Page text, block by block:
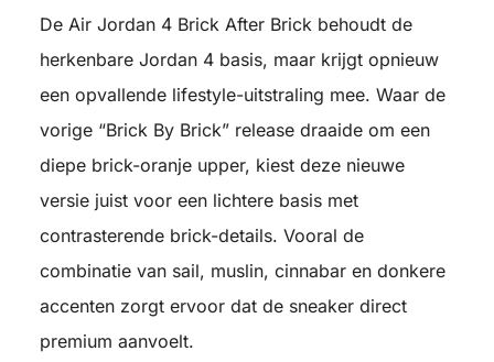
De Air Jordan 4 Brick After Brick behoudt de
herkenbare Jordan 4 basis, maar krijgt opnieuw
een opvallende lifestyle-uitstraling mee. Waar de
vorige “Brick By Brick” release draaide om een
diepe brick-oranje upper, kiest deze nieuwe
versie juist voor een lichtere basis met
contrasterende brick-details. Vooral de
combinatie van sail, muslin, cinnabar en donkere
accenten zorgt ervoor dat de sneaker direct
premium aanvoelt.